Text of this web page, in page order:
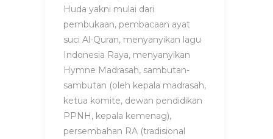
Huda yakni mulai dari
pembukaan, pembacaan ayat
suci Al-Quran, menyanyikan lagu
Indonesia Raya, menyanyikan
Hymne Madrasah, sambutan-
sambutan (oleh kepala madrasah,
ketua komite, dewan pendidikan
PPNH, kepala kemenag),
persembahan RA (tradisional